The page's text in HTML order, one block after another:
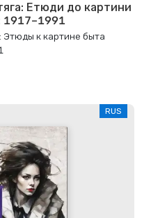
Етюди до картини
1917–1991
к картине быта
RUS